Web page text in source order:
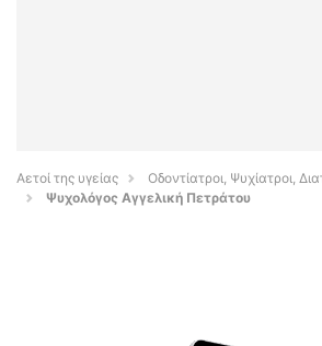
Αετοί της υγείας
Οδοντίατροι, Ψυχίατροι,
Ψυχολόγος Αγγελική Πετράτου